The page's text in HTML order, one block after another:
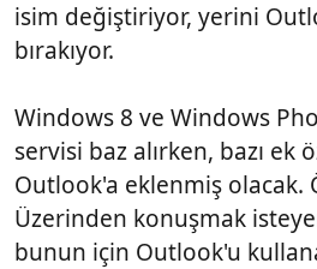
isim değiştiriyor, yerini
bırakıyor.
Windows 8 ve Windows
servisi baz alırken, bazı ek
Outlook'a eklenmiş olacak.
Üzerinden konuşmak
bunun için Outlook'u